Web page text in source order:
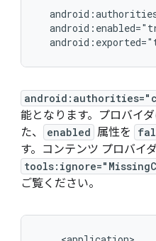
能となります。プロバイ
た、
enabled 属性を
す。コンテンツ プロバイ
ご覧ください。